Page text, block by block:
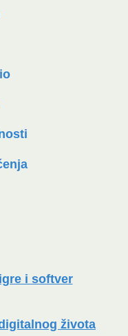
i softver
života